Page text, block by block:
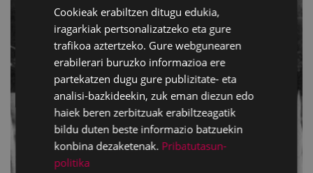
Cookieak erabiltzen ditugu edukia,
iragarkiak pertsonalizatzeko eta gure
trafikoa aztertzeko. Gure webgunearen
erabilerari buruzko informazioa ere
partekatzen dugu gure publizitate- eta
analisi-bazkideekin, zuk eman diezun edo
haiek beren zerbitzuak erabiltzeagatik
bildu duten beste informazio batzuekin
konbina dezaketenak. Pribatutasun-
politika